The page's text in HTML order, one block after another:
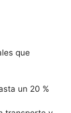
que
un 20 %